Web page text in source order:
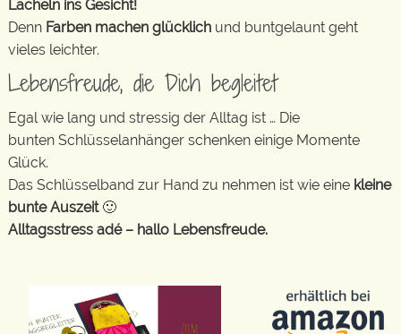
Lächeln ins Gesicht!
Denn Farben machen glücklich und buntgelaunt geht
vieles leichter.
Lebensfreude, die Dich begleitet
Egal wie lang und stressig der Alltag ist … Die
bunten Schlüsselanhänger schenken einige Momente
Glück.
Das Schlüsselband zur Hand zu nehmen ist wie eine kleine
bunte Auszeit🙂
Alltagsstress adé – hallo Lebensfreude.